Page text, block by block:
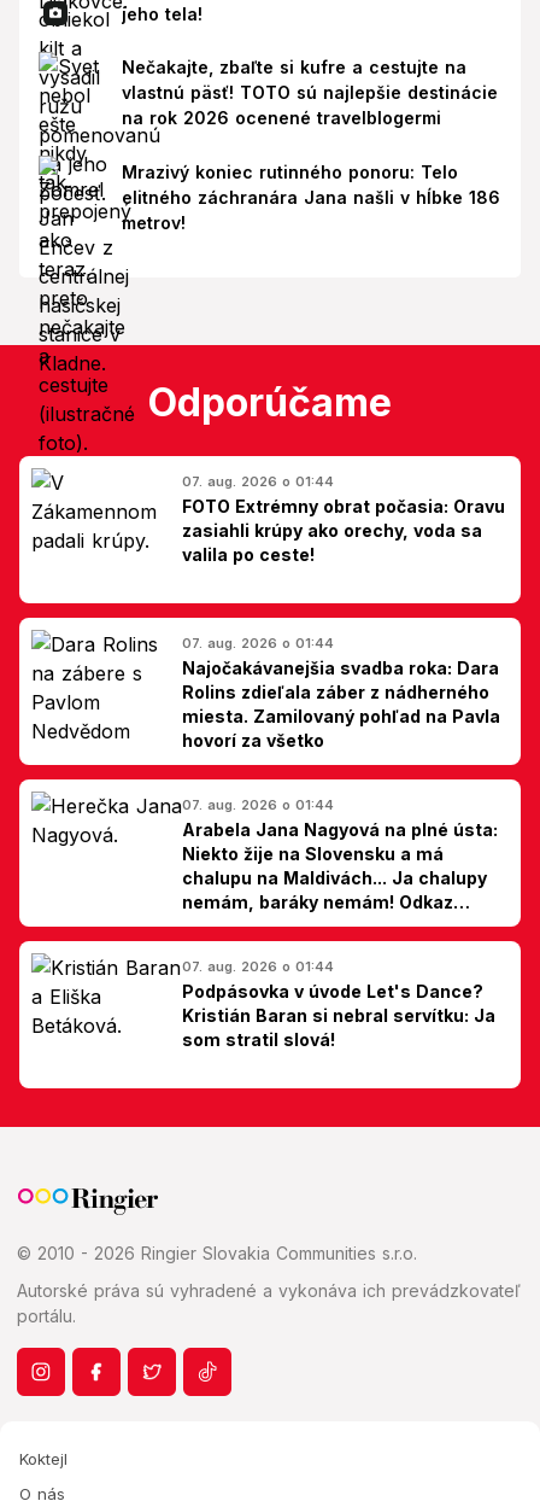
jeho tela!
Nečakajte, zbaľte si kufre a cestujte na
vlastnú päsť! TOTO sú najlepšie destinácie
na rok 2026 ocenené travelblogermi
Mrazivý koniec rutinného ponoru: Telo
elitného záchranára Jana našli v hĺbke 186
metrov!
Odporúčame
07. aug. 2026 o 01:44
FOTO Extrémny obrat počasia: Oravu
zasiahli krúpy ako orechy, voda sa
valila po ceste!
07. aug. 2026 o 01:44
Najočakávanejšia svadba roka: Dara
Rolins zdieľala záber z nádherného
miesta. Zamilovaný pohľad na Pavla
hovorí za všetko
07. aug. 2026 o 01:44
Arabela Jana Nagyová na plné ústa:
Niekto žije na Slovensku a má
chalupu na Maldivách... Ja chalupy
nemám, baráky nemám! Odkaz
Slovákom
07. aug. 2026 o 01:44
Podpásovka v úvode Let's Dance?
Kristián Baran si nebral servítku: Ja
som stratil slová!
© 2010 - 2026 Ringier Slovakia Communities s.r.o.
Autorské práva sú vyhradené a vykonáva ich prevádzkovateľ
portálu.
Koktejl
O nás